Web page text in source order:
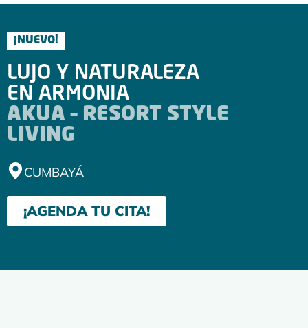
¡NUEVO!
LUJO Y NATURALEZA
EN ARMONIA
AKUA – RESORT STYLE
LIVING
CUMBAYÁ
¡AGENDA TU CITA!